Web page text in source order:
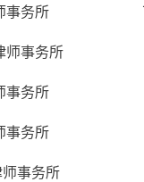
师事务所 丁俊
律师事务所 任
师事务所 杜泓
师事务所 胡生
律师事务所 文